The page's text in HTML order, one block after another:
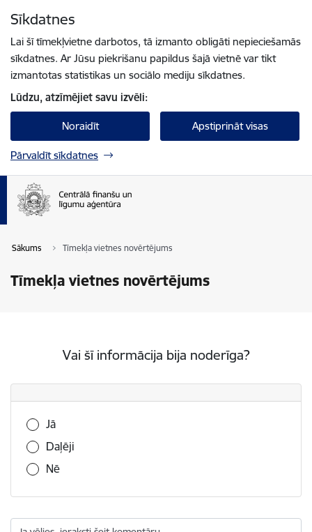
Sīkdatnes
Lai šī tīmekļvietne darbotos, tā izmanto obligāti nepieciešamās
sīkdatnes. Ar Jūsu piekrišanu papildus šajā vietnē var tikt
izmantotas statistikas un sociālo mediju sīkdatnes.
Lūdzu, atzīmējiet savu izvēli:
Noraidīt Apstiprināt visas
Pārvaldīt sīkdatnes
Sākums Tīmekļa vietnes novērtējums
Tīmekļa vietnes novērtējums
Vai šī informācija bija noderīga?
Vai šī informācija bija noderīga?
Jā
Daļēji
Nē